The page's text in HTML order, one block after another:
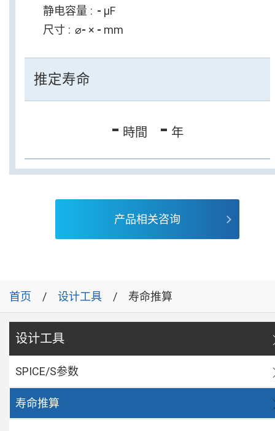
静电容量
- µF
尺寸
⌀- × - mm
推定寿命
- 時間 - 年
产品相关咨询
首页 设计工具 寿命推算
设计工具
SPICE/S参数
寿命推算